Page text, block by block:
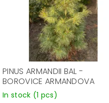
PINUS ARMANDII BAL -
BOROVICE ARMANDOVA
In stock (1 pcs)